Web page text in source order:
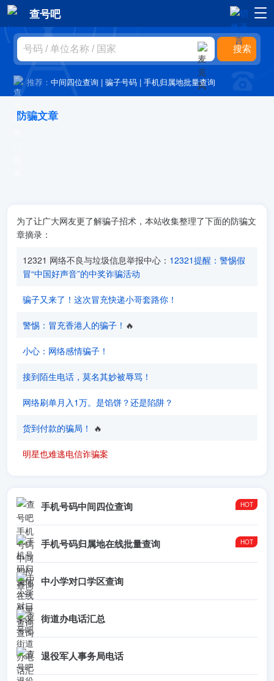
查号吧
推荐：中间四位查询 |骗子号码 |手机归属地批量查询
防骗文章
为了让广大网友更了解骗子招术，本站收集整理了下面的防骗文
章摘录：
12321 网络不良与垃圾信息举报中心： 12321提醒：警惕假
冒“中国好声音”的中奖诈骗活动
骗子又来了！这次冒充快递小哥套路你！
警惕：冒充香港人的骗子！ ‎‎🔥
小心：网络感情骗子！
接到陌生电话，莫名其妙被辱骂！
网络刷单月入1万。是馅饼？还是陷阱？
货到付款的骗局！ ‎‎ 🔥
明星也难逃电信诈骗案
手机号码中间四位查询
手机号码归属地在线批量查询
中小学对口学区查询
街道办电话汇总
退役军人事务局电话